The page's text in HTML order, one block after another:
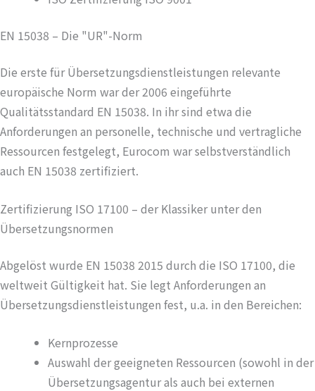
EN 15038 – Die "UR"-Norm
Die erste für Übersetzungsdienstleistungen relevante
europäische Norm war der 2006 eingeführte
Qualitätsstandard EN 15038. In ihr sind etwa die
Anforderungen an personelle, technische und vertragliche
Ressourcen festgelegt, Eurocom war selbstverständlich
auch EN 15038 zertifiziert.
Zertifizierung ISO 17100 – der Klassiker unter den
Übersetzungsnormen
Abgelöst wurde EN 15038 2015 durch die ISO 17100, die
weltweit Gültigkeit hat. Sie legt Anforderungen an
Übersetzungsdienstleistungen fest, u.a. in den Bereichen:
Kernprozesse
Auswahl der geeigneten Ressourcen (sowohl in der
Übersetzungsagentur als auch bei externen